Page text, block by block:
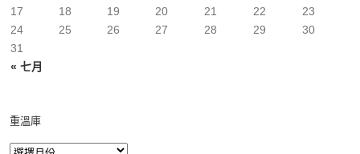
« 七月
17
18 19 20 21 22
23
24
25 26 27 28 29
30
31
重溫庫